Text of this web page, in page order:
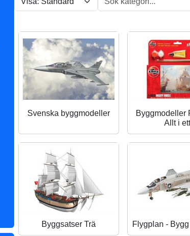
Svenska byggmodeller
Byggmodeller
Allt i
Byggsatser Trä Flygplan -